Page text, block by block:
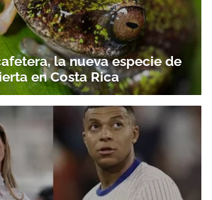
la nueva especie de
en Costa Rica